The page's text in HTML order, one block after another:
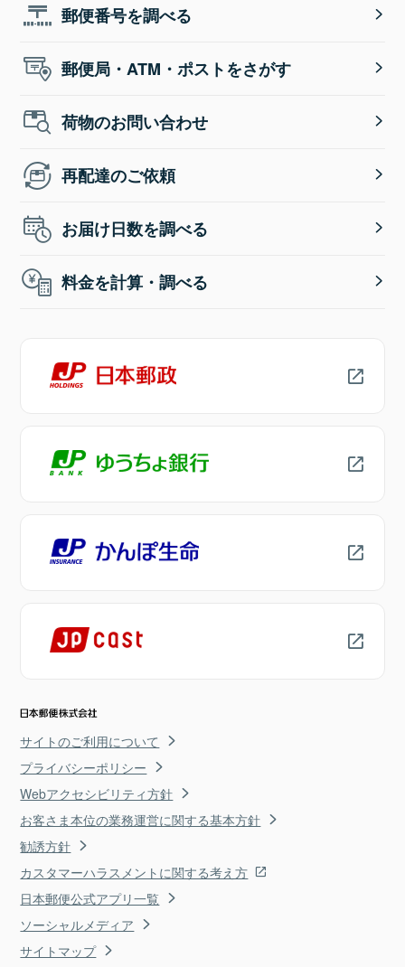
郵便番号を調べる
郵便局・ATM・ポストをさがす
荷物のお問い合わせ
再配達のご依頼
お届け日数を調べる
料金を計算・調べる
サイトのご利用について
プライバシーポリシー
Webアクセシビリティ方針
お客さま本位の業務運営に関する基本方針
勧誘方針
カスタマーハラスメントに関する考え方
日本郵便公式アプリ一覧
ソーシャルメディア
サイトマップ